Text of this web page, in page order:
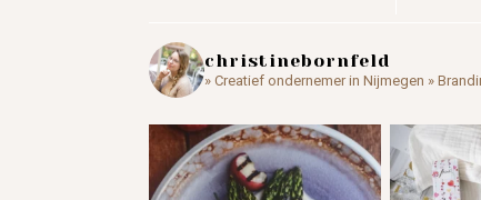
christinebornfeld
» Creatief ondernemer in Nijmegen »